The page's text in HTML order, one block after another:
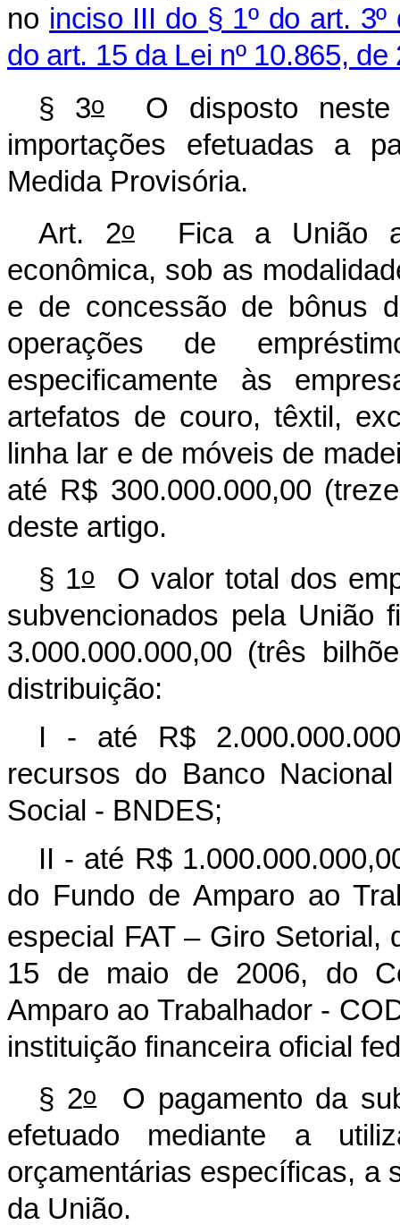
no inciso III do § 1º do art.
do art. 15 da Lei nº 10.865, de
§ 3o
O disposto neste
importações efetuadas a
Medida Provisória.
Art. 2o
Fica a União
econômica, sob as
e de concessão de bônus
operações de
especificamente às
artefatos de couro, têxtil,
linha lar e de móveis de
até R$ 300.000.000,00
deste artigo.
§ 1oO valor total dos
subvencionados pela União
3.000.000.000,00 (três
distribuição:
I - até R$
recursos do Banco
Social - BNDES;
II - até R$
do Fundo de Amparo ao
especial FAT – Giro Setorial,
15 de maio de 2006, do
Amparo ao Trabalhador -
instituição financeira oficial
§ 2oO pagamento da
efetuado mediante a
orçamentárias específicas, a
da União.